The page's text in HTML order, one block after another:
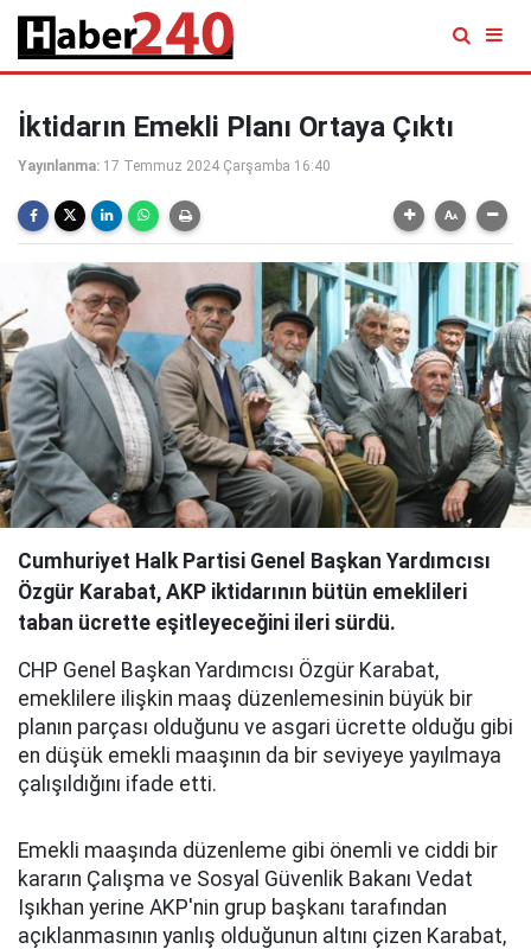
İktidarın Emekli Planı Ortaya Çıktı
Yayınlanma: 17 Temmuz 2024 Çarşamba 16:40
Cumhuriyet Halk Partisi Genel Başkan Yardımcısı
Özgür Karabat, AKP iktidarının bütün emeklileri
taban ücrette eşitleyeceğini ileri sürdü.
CHP Genel Başkan Yardımcısı Özgür Karabat,
emeklilere ilişkin maaş düzenlemesinin büyük bir
planın parçası olduğunu ve asgari ücrette olduğu gibi
en düşük emekli maaşının da bir seviyeye yayılmaya
çalışıldığını ifade etti.
Emekli maaşında düzenleme gibi önemli ve ciddi bir
kararın Çalışma ve Sosyal Güvenlik Bakanı Vedat
Işıkhan yerine AKP'nin grup başkanı tarafından
açıklanmasının yanlış olduğunun altını çizen Karabat,